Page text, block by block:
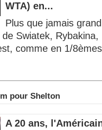
WTA) en...
Plus que jamais
Swiatek,
comme en 1/
pour Shelton
A 20 ans,